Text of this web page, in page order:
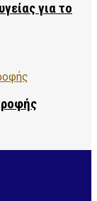
για το